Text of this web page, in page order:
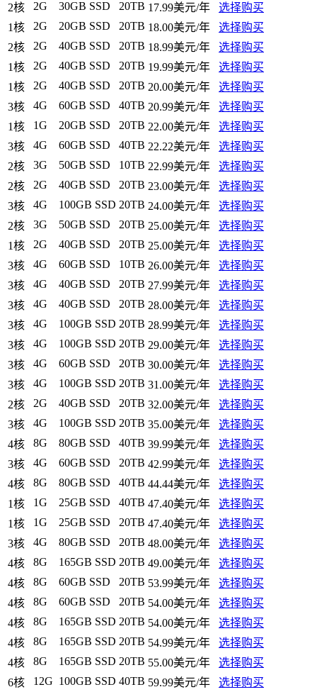
2核
2G 30GB SSD 20TB 17.99美元/年
选择购买
1核
2G 20GB SSD 20TB 18.00美元/年
选择购买
2核
2G 40GB SSD 20TB 18.99美元/年
选择购买
1核
2G 40GB SSD 20TB 19.99美元/年
选择购买
1核
2G 40GB SSD 20TB 20.00美元/年
选择购买
3核
4G 60GB SSD 40TB 20.99美元/年
选择购买
1核
1G 20GB SSD 20TB 22.00美元/年
选择购买
3核
4G 60GB SSD 40TB 22.22美元/年
选择购买
2核
3G 50GB SSD 10TB 22.99美元/年
选择购买
2核
2G 40GB SSD 20TB 23.00美元/年
选择购买
3核
4G 100GB SSD 20TB 24.00美元/年
选择购买
2核
3G 50GB SSD 20TB 25.00美元/年
选择购买
1核
2G 40GB SSD 20TB 25.00美元/年
选择购买
3核
4G 60GB SSD 10TB 26.00美元/年
选择购买
3核
4G 40GB SSD 20TB 27.99美元/年
选择购买
3核
4G 40GB SSD 20TB 28.00美元/年
选择购买
3核
4G 100GB SSD 20TB 28.99美元/年
选择购买
3核
4G 100GB SSD 20TB 29.00美元/年
选择购买
3核
4G 60GB SSD 20TB 30.00美元/年
选择购买
3核
4G 100GB SSD 20TB 31.00美元/年
选择购买
2核
2G 40GB SSD 20TB 32.00美元/年
选择购买
3核
4G 100GB SSD 20TB 35.00美元/年
选择购买
4核
8G 80GB SSD 40TB 39.99美元/年
选择购买
3核
4G 60GB SSD 20TB 42.99美元/年
选择购买
4核
8G 80GB SSD 40TB 44.44美元/年
选择购买
1核
1G 25GB SSD 40TB 47.40美元/年
选择购买
1核
1G 25GB SSD 20TB 47.40美元/年
选择购买
3核
4G 80GB SSD 20TB 48.00美元/年
选择购买
4核
8G 165GB SSD 20TB 49.00美元/年
选择购买
4核
8G 60GB SSD 20TB 53.99美元/年
选择购买
4核
8G 60GB SSD 20TB 54.00美元/年
选择购买
4核
8G 165GB SSD 20TB 54.00美元/年
选择购买
4核
8G 165GB SSD 20TB 54.99美元/年
选择购买
4核
8G 165GB SSD 20TB 55.00美元/年
选择购买
6核
12G 100GB SSD 40TB 59.99美元/年 选择购买